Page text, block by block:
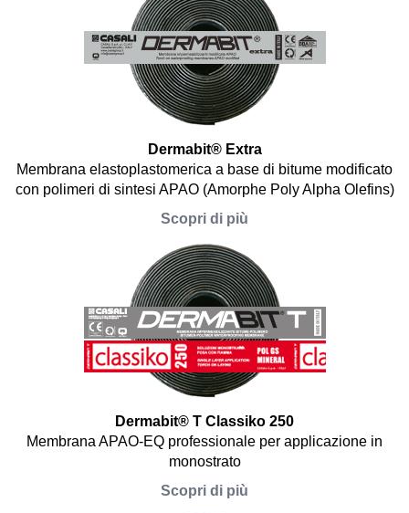
Dermabit® Extra
Membrana elastoplastomerica a base di bitume modificato
con polimeri di sintesi APAO (Amorphe Poly Alpha Olefins)
Scopri di più
Dermabit® T Classiko 250
Membrana APAO-EQ professionale per applicazione in
monostrato
Scopri di più